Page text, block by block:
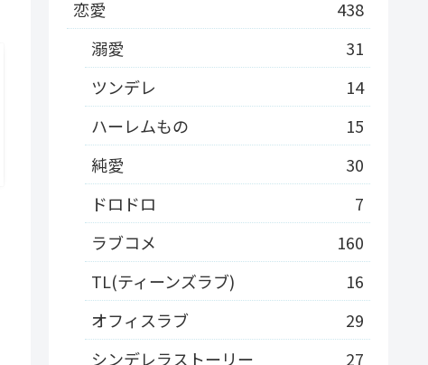
恋愛
438
溺愛
31
ツンデレ
14
ハーレムもの
15
純愛
30
ドロドロ
7
ラブコメ
160
TL(ティーンズラブ)
16
オフィスラブ
29
シンデレラストーリー
27